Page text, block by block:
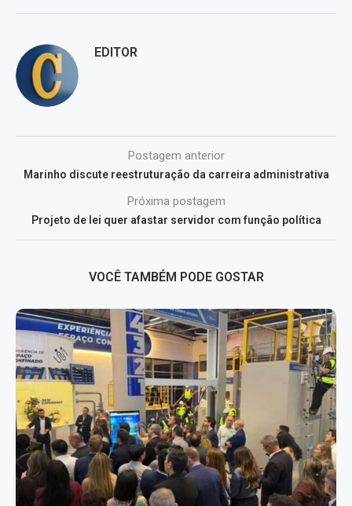
EDITOR
Postagem anterior
Marinho discute reestruturação da carreira administrativa
Próxima postagem
Projeto de lei quer afastar servidor com função política
VOCÊ TAMBÉM PODE GOSTAR